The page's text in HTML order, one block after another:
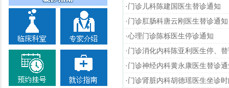
· 门诊儿科陈建国医生替诊通知
· 门诊肛肠科唐云刚医生替诊通知
·心理门诊陈栎医生停诊通知
· 门诊消化内科陈亚利医生停、
· 门诊神经内科黄永康医生替诊
· 门诊肾脏内科胡德瑶医生坐诊